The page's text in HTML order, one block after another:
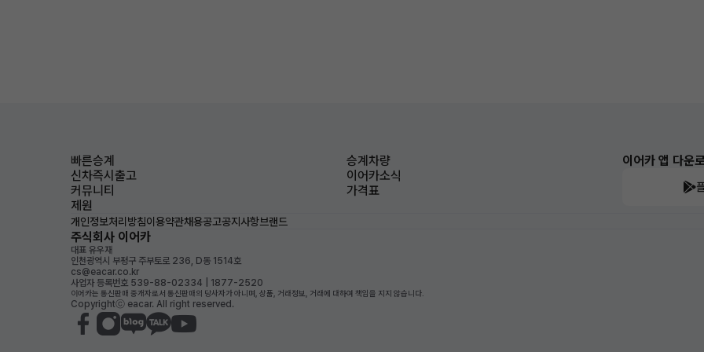
빠른승계
승계차량
신차즉시출고
이어카소식
커뮤니티
가격표
제원
이어카 앱 다운
개인정보처리방침이용약관채용공고공지사항브랜드
주식회사 이어카
대표 유우재
인천광역시 부평구 주부토로 236, D동 1514호
cs@eacar.co.kr
사업자 등록번호 539-88-02334 | 1877-2520
이어카는 통신판매 중개자로서 통신판매의 당사자가 아니며, 상품, 거래정보, 거래에 대하여 책임을 지지 않습니다.
Copyrightⓒ eacar. All right reserved.